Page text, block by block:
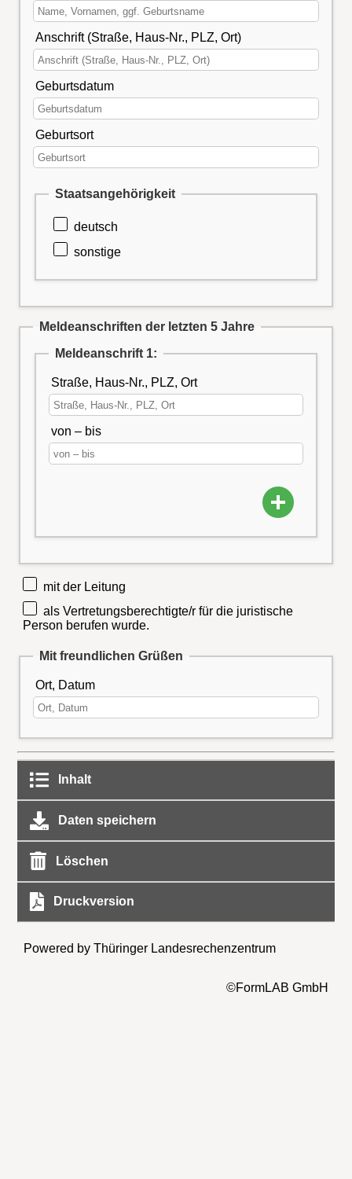
Anschrift (Straße, Haus-Nr., PLZ, Ort)
Geburtsdatum
Geburtsort
Staatsangehörigkeit
deutsch
sonstige
Meldeanschriften der letzten 5 Jahre
Meldeanschrift 1:
Straße, Haus-Nr., PLZ, Ort
von – bis
mit der Leitung
als Vertretungsberechtigte/r für die juristische
Person berufen wurde.
Mit freundlichen Grüßen
Ort, Datum
Inhalt
Daten speichern
Löschen
Druckversion
Powered by Thüringer Landesrechenzentrum
©FormLAB GmbH